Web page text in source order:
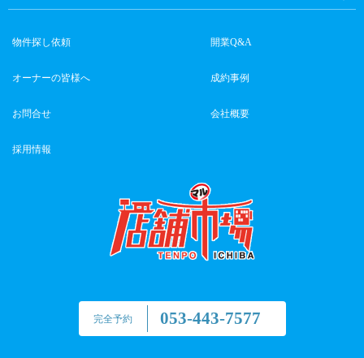
完全予約 053-443-7577
物件探し依頼 開業Q&A
オーナーの皆様へ 成約事例
お問合せ 会社概要
採用情報